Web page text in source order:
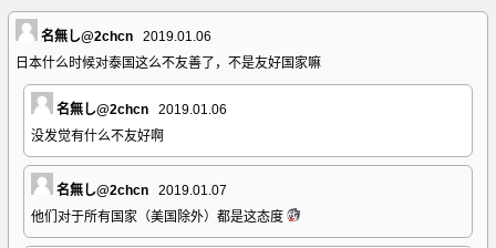
名無し@2chcn
2019.01.06
日本什么时候对泰国这么不友善了，不是友好国家嘛
名無し@2chcn
2019.01.06
没发觉有什么不友好啊
名無し@2chcn
2019.01.07
他们对于所有国家（美国除外）都是这态度